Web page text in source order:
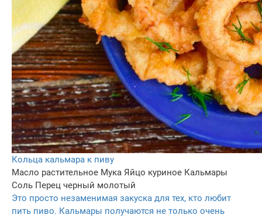
Кольца кальмара к пиву
Масло растительное Мука Яйцо куриное Кальмары
Соль Перец черный молотый
Это просто незаменимая закуска для тех, кто любит
пить пиво. Кальмары получаются не только очень